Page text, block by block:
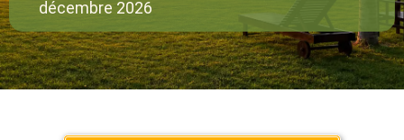
décembre 2026